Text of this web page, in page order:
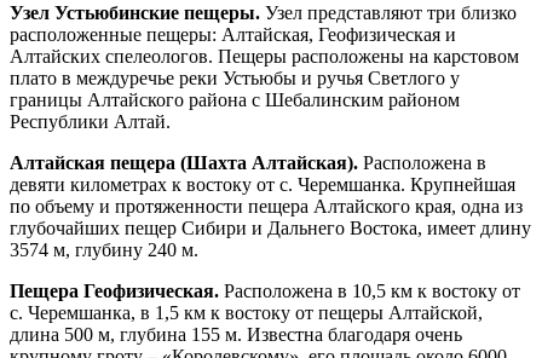
Узел Устьюбинские пещеры. Узел представляют три близко
расположенные пещеры: Алтайская, Геофизическая и
Алтайских спелеологов. Пещеры расположены на карстовом
плато в междуречье реки Устьюбы и ручья Светлого у
границы Алтайского района с Шебалинским районом
Республики Алтай.
Алтайская пещера (Шахта Алтайская). Расположена в
девяти километрах к востоку от с. Черемшанка. Крупнейшая
по объему и протяженности пещера Алтайского края, одна из
глубочайших пещер Сибири и Дальнего Востока, имеет длину
3574 м, глубину 240 м.
Пещера Геофизическая. Расположена в 10,5 км к востоку от
с. Черемшанка, в 1,5 км к востоку от пещеры Алтайской,
длина 500 м, глубина 155 м. Известна благодаря очень